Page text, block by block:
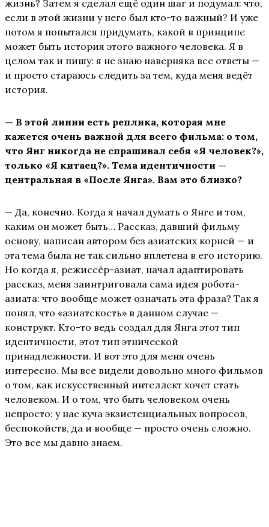
жизнь? Затем я сделал ещё один шаг и подумал: что,
если в этой жизни у него был кто-то важный? И уже
потом я попытался придумать, какой в принципе
может быть история этого важного человека. Я в
целом так и пишу: я не знаю наверняка все ответы —
и просто стараюсь следить за тем, куда меня ведёт
история.
— В этой линии есть реплика, которая мне
кажется очень важной для всего фильма: о том,
что Янг никогда не спрашивал себя «Я человек?»,
только «Я китаец?». Тема идентичности —
центральная в «После Янга». Вам это близко?
— Да, конечно. Когда я начал думать о Янге и том,
каким он может быть… Рассказ, давший фильму
основу, написан автором без азиатских корней — и
эта тема была не так сильно вплетена в его историю.
Но когда я, режиссёр-азиат, начал адаптировать
рассказ, меня заинтриговала сама идея робота-
азиата: что вообще может означать эта фраза? Так я
понял, что «азиатскость» в данном случае —
конструкт. Кто-то ведь создал для Янга этот тип
идентичности, этот тип этнической
принадлежности. И вот это для меня очень
интересно. Мы все видели довольно много фильмов
о том, как искусственный интеллект хочет стать
человеком. И о том, что быть человеком очень
непросто: у нас куча экзистенциальных вопросов,
беспокойств, да и вообще — просто очень сложно.
Это все мы давно знаем.